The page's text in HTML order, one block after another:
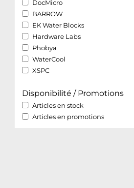
DocMicro
BARROW
EK Water Blocks
Hardware Labs
Phobya
WaterCool
XSPC
Disponibilité / Promotions
Articles en stock
Articles en promotions